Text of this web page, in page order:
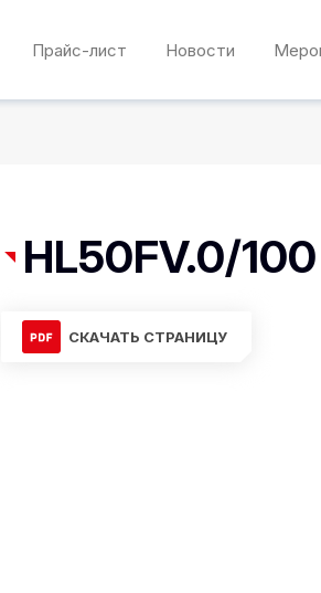
Прайс-лист Новости
HL50FV.0/100
СКАЧАТЬ СТРАНИЦУ